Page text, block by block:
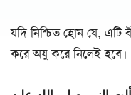
যদি নিশ্চিত হোন যে, এটি
করে অযু করে নিলেই